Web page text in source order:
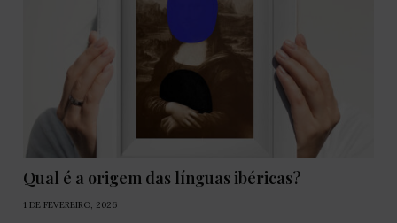
Qual é a origem das línguas ibéricas?
1 DE FEVEREIRO, 2026